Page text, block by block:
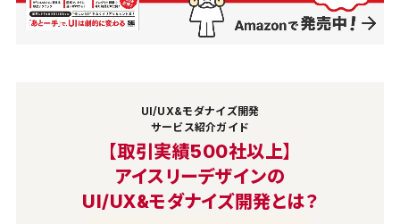
UI/UX&モダナイズ開発
サービス紹介ガイド
【取引実績500社以上】
アイスリーデザインの
UI/UX&モダナイズ開発とは？